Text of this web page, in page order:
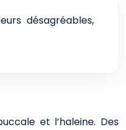
désagréables,
et l’haleine. Des